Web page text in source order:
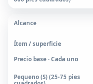
Precio base · Cada uno